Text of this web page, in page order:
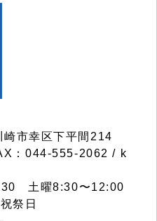
市幸区下平間214
：044-555-2062 / k
土曜8:30〜12:00
祭日